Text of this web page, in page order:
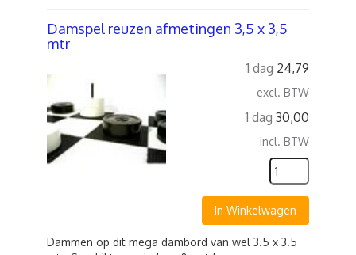
Damspel reuzen afmetingen 3,5 x 3,5
mtr
1 dag 24,79
excl. BTW
1 dag 30,00
incl. BTW
In Winkelwagen
Dammen op dit mega dambord van wel 3.5 x 3.5